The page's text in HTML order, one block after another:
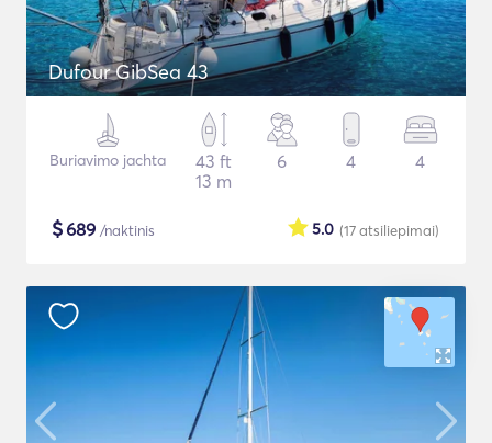
Dufour GibSea 43
Buriavimo jachta
43 ft
13 m
6 4 4
$689 /naktinis (17atsiliepimai)
5.0